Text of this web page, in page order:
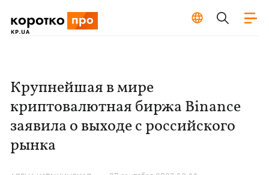
Крупнейшая в мире
криптовалютная биржа Binance
заявила о выходе с российского
рынка